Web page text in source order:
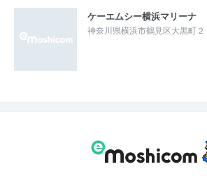
ケーエムシー横浜マリーナ
神奈川県横浜市鶴見区大黒町２